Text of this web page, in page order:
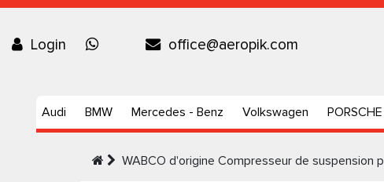
Login office@aeropik.com
Audi BMW Mercedes - Benz Volkswagen PORSCHE
WABCO d'origine Compresseur de suspension